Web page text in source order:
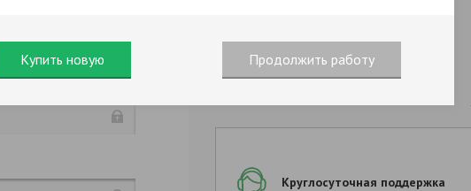
Продолжить работу
Купить новую
Круглосуточная поддержка